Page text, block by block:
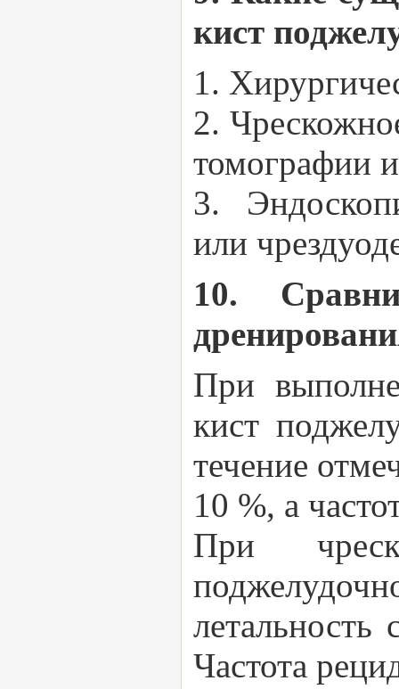
кист
1.
2.
томографии
3.
или
10.
При
кист
течение
10 %, а
При
летальность
Частота